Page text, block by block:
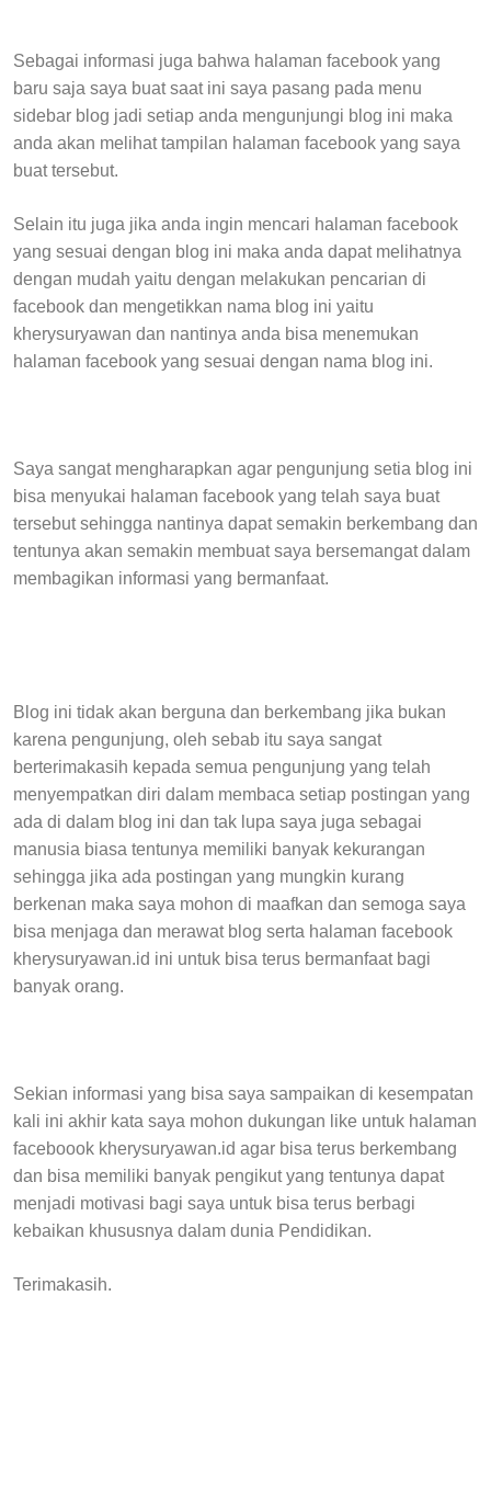
Sebagai informasi juga bahwa halaman facebook yang
baru saja saya buat saat ini saya pasang pada menu
sidebar blog jadi setiap anda mengunjungi blog ini maka
anda akan melihat tampilan halaman facebook yang saya
buat tersebut.
Selain itu juga jika anda ingin mencari halaman facebook
yang sesuai dengan blog ini maka anda dapat melihatnya
dengan mudah yaitu dengan melakukan pencarian di
facebook dan mengetikkan nama blog ini yaitu
kherysuryawan dan nantinya anda bisa menemukan
halaman facebook yang sesuai dengan nama blog ini.
Saya sangat mengharapkan agar pengunjung setia blog ini
bisa menyukai halaman facebook yang telah saya buat
tersebut sehingga nantinya dapat semakin berkembang dan
tentunya akan semakin membuat saya bersemangat dalam
membagikan informasi yang bermanfaat.
Blog ini tidak akan berguna dan berkembang jika bukan
karena pengunjung, oleh sebab itu saya sangat
berterimakasih kepada semua pengunjung yang telah
menyempatkan diri dalam membaca setiap postingan yang
ada di dalam blog ini dan tak lupa saya juga sebagai
manusia biasa tentunya memiliki banyak kekurangan
sehingga jika ada postingan yang mungkin kurang
berkenan maka saya mohon di maafkan dan semoga saya
bisa menjaga dan merawat blog serta halaman facebook
kherysuryawan.id ini untuk bisa terus bermanfaat bagi
banyak orang.
Sekian informasi yang bisa saya sampaikan di kesempatan
kali ini akhir kata saya mohon dukungan like untuk halaman
faceboook kherysuryawan.id agar bisa terus berkembang
dan bisa memiliki banyak pengikut yang tentunya dapat
menjadi motivasi bagi saya untuk bisa terus berbagi
kebaikan khususnya dalam dunia Pendidikan.
Terimakasih.